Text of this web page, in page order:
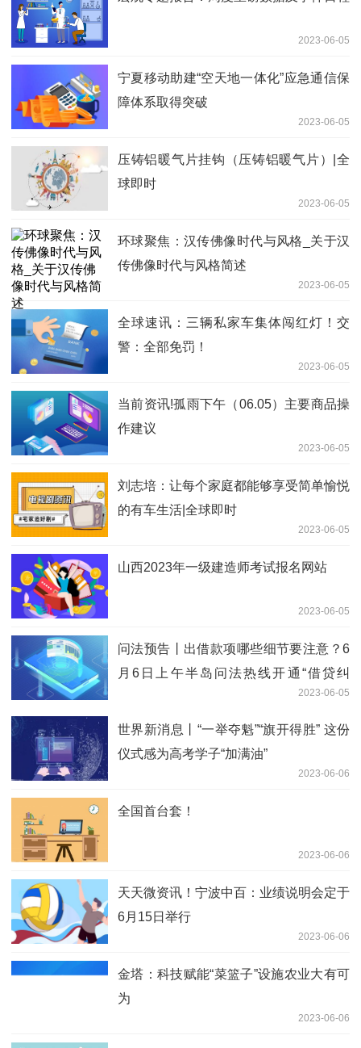
2023-06-05
宁夏移动助建“空天地一体化”应急通信保
障体系取得突破
2023-06-05
压铸铝暖气片挂钩（压铸铝暖气片）|全
球即时
2023-06-05
环球聚焦：汉传佛像时代与风格_关于汉
传佛像时代与风格简述
2023-06-05
全球速讯：三辆私家车集体闯红灯！交
警：全部免罚！
2023-06-05
当前资讯!孤雨下午（06.05）主要商品操
作建议
2023-06-05
刘志培：让每个家庭都能够享受简单愉悦
的有车生活|全球即时
2023-06-05
山西2023年一级建造师考试报名网站
2023-06-05
问法预告丨出借款项哪些细节要注意？6
月6日上午半岛问法热线开通“借贷纠
2023-06-05
世界新消息丨“一举夺魁”“旗开得胜” 这份
仪式感为高考学子“加满油”
2023-06-06
全国首台套！
2023-06-06
天天微资讯！宁波中百：业绩说明会定于
6月15日举行
2023-06-06
金塔：科技赋能“菜篮子”设施农业大有可
为
2023-06-06